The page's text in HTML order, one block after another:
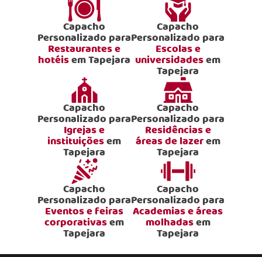
Capacho
Personalizado para
Restaurantes e
hotéisem Tapejara
Capacho
Personalizado para
Escolas e
universidadesem
Tapejara
Capacho
Personalizado para
Igrejas e
instituiçõesem
Tapejara
Capacho
Personalizado para
Residências e
áreas de lazerem
Tapejara
Capacho
Personalizado para
Eventos e feiras
corporativasem
Tapejara
Capacho
Personalizado para
Academias e áreas
molhadasem
Tapejara